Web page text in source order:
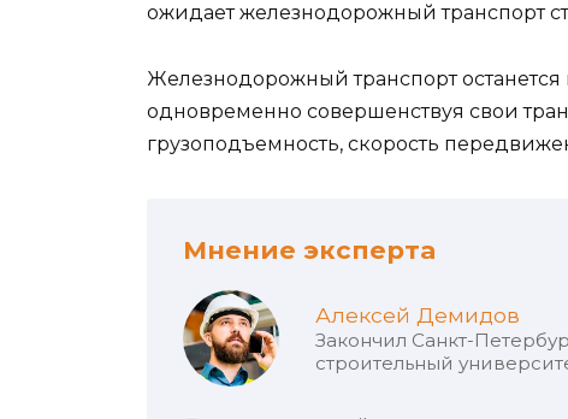
ожидает железнодорожный транспорт
Железнодорожный транспорт
одновременно совершенствуя свои
грузоподъемность, скорость
Мнение эксперта
Алексей Демидов
Закончил Санкт-
строительный